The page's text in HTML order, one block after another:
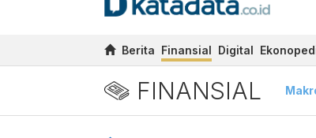
Berita Finansial Digital
FINANSIAL